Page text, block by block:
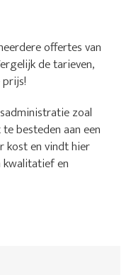
offertes van
de tarieven,
zoal
besteden aan een
kost en vindt hier
kwalitatief en